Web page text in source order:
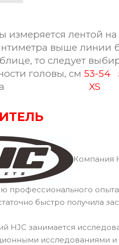
измеряется лентой
выше линии
то следует
головы, см 53-54
XS
Компания
профессионального
быстро получила
HJC занимается
исследованиями и